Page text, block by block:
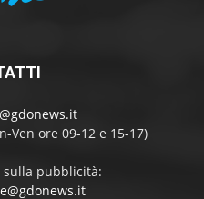
Ven ore 09-12 e 15-17)
sulla pubblicità: